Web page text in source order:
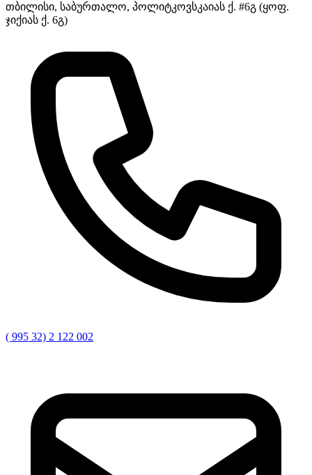
თბილისი, საბურთალო, პოლიტკოვსკაიას ქ. #6გ (ყოფ.
ჯიქიას ქ. 6გ)
( 995 32) 2 122 002